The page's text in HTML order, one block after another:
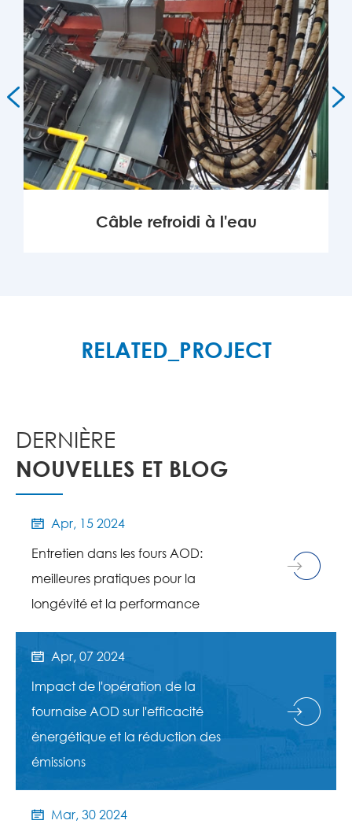
Câble refroidi à l'eau
 
RELATED_PROJECT
DERNIÈRE
NOUVELLES ET BLOG

Apr, 15 2024
Entretien dans les fours AOD:
meilleures pratiques pour la
longévité et la performance

Apr, 07 2024
Impact de l'opération de la
fournaise AOD sur l'efficacité
énergétique et la réduction des
émissions

Mar, 30 2024